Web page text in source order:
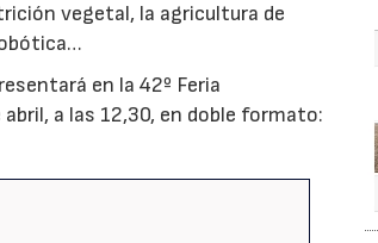
vegetal, la agricultura de
en la 42º Feria
a las 12,30, en doble formato: